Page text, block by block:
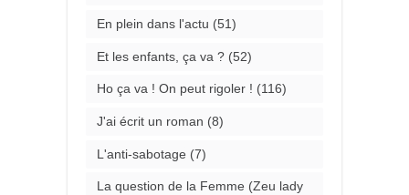
En plein dans l'actu (51)
Et les enfants, ça va ?(52)
Ho ça va ! On peut rigoler ! (116)
J'ai écrit un roman (8)
L'anti-sabotage (7)
La question de la Femme (Zeu lady